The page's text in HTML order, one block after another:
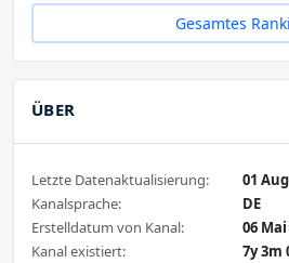
Gesamtes
ÜBER
Letzte Datenaktualisierung:
01
Kanalsprache:
DE
Erstelldatum von Kanal:
06 Mai
Kanal existiert:
7y 3m